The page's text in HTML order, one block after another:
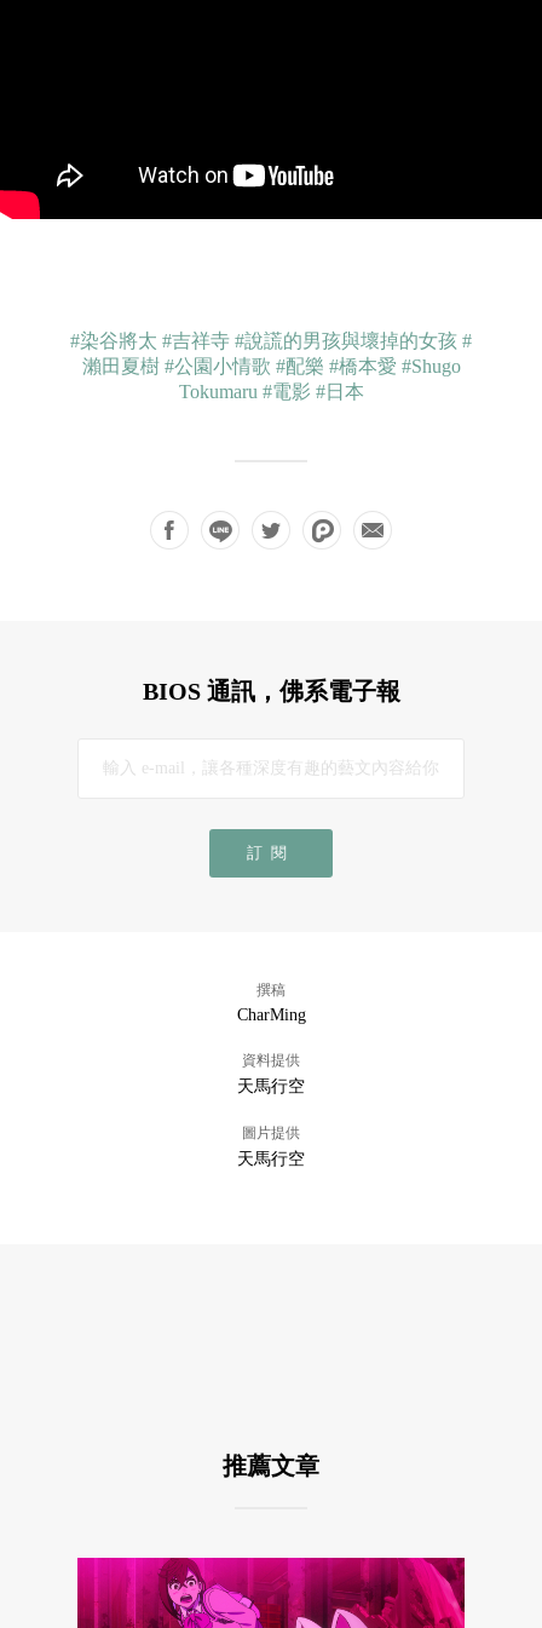
#染谷將太 #吉祥寺 #說謊的男孩與壞掉的女孩 #
瀨田夏樹 #公園小情歌 #配樂 #橋本愛 #Shugo
Tokumaru #電影 #日本
BIOS 通訊，佛系電子報
訂閱
撰稿
CharMing
資料提供
天馬行空
圖片提供
天馬行空
推薦文章